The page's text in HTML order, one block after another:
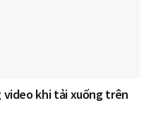
video khi tải xuống trên